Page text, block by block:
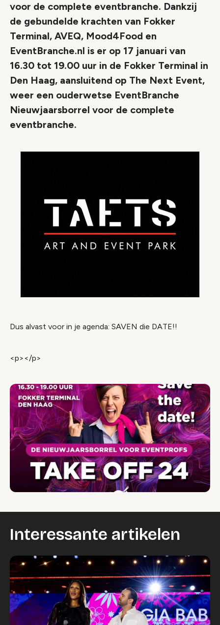
voor de complete eventbranche. Dankzij
de gebundelde krachten van Fokker
Terminal, AVEQ, Mood4Food en
EventBranche.nl is er op 17 januari van
16.30 tot 19.00 uur in de Fokker Terminal in
Den Haag, aansluitend op The Next Event,
weer een ouderwetse EventBranche
Nieuwjaarsborrel voor de complete
eventbranche.
Dus alvast voor in je agenda: SAVEN die DATE!!
<p></p>
Interessante artikelen